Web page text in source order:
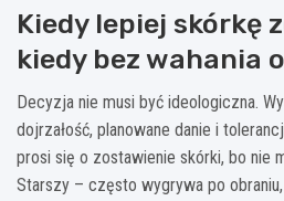
Kiedy lepiej skórkę
kiedy bez wahania
Decyzja nie musi być ideologiczna.
dojrzałość, planowane danie i
prosi się o zostawienie skórki, bo nie
Starszy – często wygrywa po